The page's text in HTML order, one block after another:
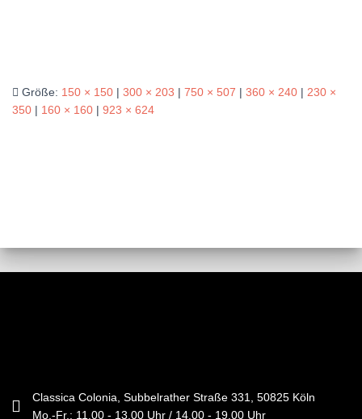
Größe: 150 × 150 | 300 × 203 | 750 × 507 | 360 × 240 | 230 ×
350 | 160 × 160 | 923 × 624
Classica Colonia, Subbelrather Straße 331, 50825 Köln
Mo.-Fr.: 11.00 - 13.00 Uhr / 14.00 - 19.00 Uhr